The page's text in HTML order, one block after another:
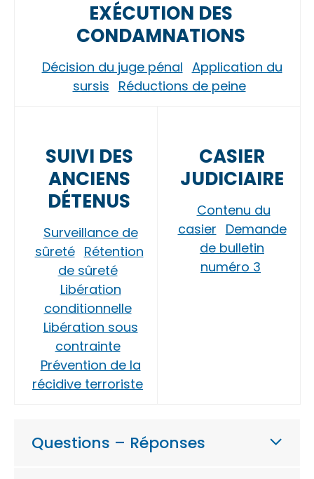
EXÉCUTION DES
CONDAMNATIONS
Décision du juge pénal Application du
sursis Réductions de peine
SUIVI DES
ANCIENS
DÉTENUS
Surveillance de
sûreté Rétention
de sûreté
Libération
conditionnelle
Libération sous
contrainte
Prévention de la
récidive terroriste
CASIER
JUDICIAIRE
Contenu du
casier Demande
de bulletin
numéro 3
Questions – Réponses